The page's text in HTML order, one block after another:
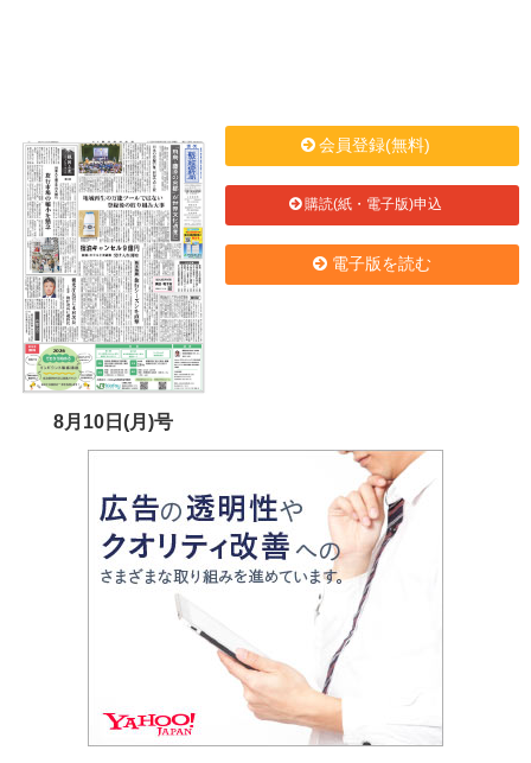
8月10日(月)号
会員登録(無料)
購読(紙・電子版)申込
電子版を読む